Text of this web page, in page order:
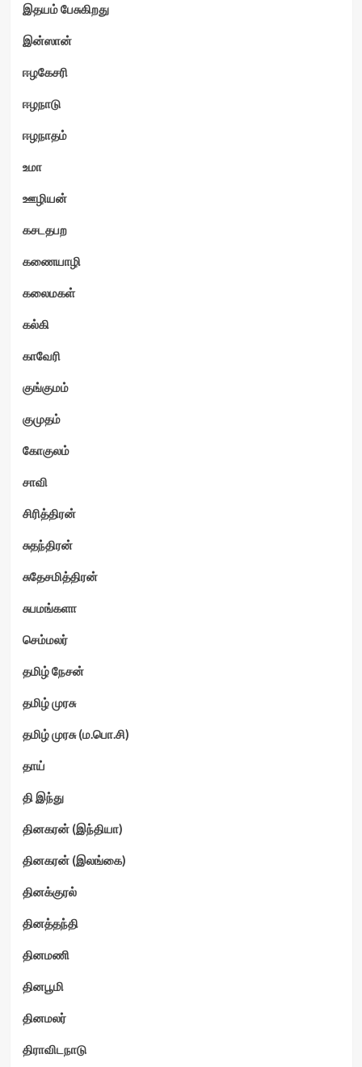
இதயம் பேசுகிறது
இன்ஸான்
ஈழகேசரி
ஈழநாடு
ஈழநாதம்
உமா
ஊழியன்
கசடதபற
கணையாழி
கலைமகள்
கல்கி
காவேரி
குங்குமம்
குமுதம்
கோகுலம்
சாவி
சிரித்திரன்
சுதந்திரன்
சுதேசமித்திரன்
சுபமங்களா
செம்மலர்
தமிழ் நேசன்
தமிழ் முரசு
தமிழ் முரசு (ம.பொ.சி)
தாய்
தி இந்து
தினகரன் (இந்தியா)
தினகரன் (இலங்கை)
தினக்குரல்
தினத்தந்தி
தினமணி
தினபூமி
தினமலர்
திராவிடநாடு